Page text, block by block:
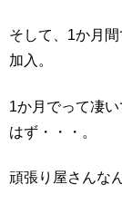
そして、1か月
加入。
1か月でって凄
はず・・・。
頑張り屋さんな